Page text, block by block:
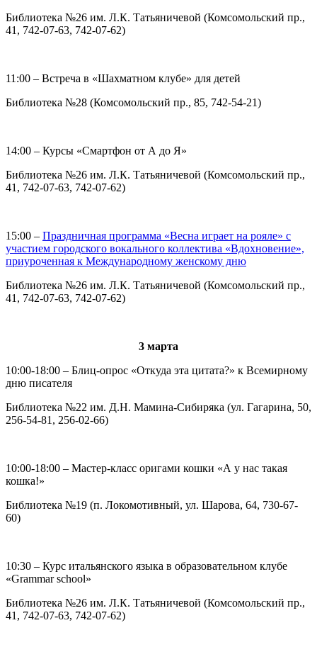
Библиотека №26 им. Л.К. Татьяничевой (Комсомольский пр.,
41, 742-07-63, 742-07-62)
11:00 – Встреча в «Шахматном клубе» для детей
Библиотека №28 (Комсомольский пр., 85, 742-54-21)
14:00 – Курсы «Смартфон от А до Я»
Библиотека №26 им. Л.К. Татьяничевой (Комсомольский пр.,
41, 742-07-63, 742-07-62)
15:00 – Праздничная программа «Весна играет на рояле» с
участием городского вокального коллектива «Вдохновение»,
приуроченная к Международному женскому дню
Библиотека №26 им. Л.К. Татьяничевой (Комсомольский пр.,
41, 742-07-63, 742-07-62)
3 марта
10:00-18:00 – Блиц-опрос «Откуда эта цитата?» к Всемирному
дню писателя
Библиотека №22 им. Д.Н. Мамина-Сибиряка (ул. Гагарина, 50,
256-54-81, 256-02-66)
10:00-18:00 – Мастер-класс оригами кошки «А у нас такая
кошка!»
Библиотека №19 (п. Локомотивный, ул. Шарова, 64, 730-67-
60)
10:30 – Курс итальянского языка в образовательном клубе
«Grammar school»
Библиотека №26 им. Л.К. Татьяничевой (Комсомольский пр.,
41, 742-07-63, 742-07-62)